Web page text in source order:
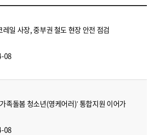
레일 사장, 중부권 철도 현장 안전 점검
08
레일, ‘가족돌봄 청소년(영케어러)’ 통합지원 이어가
08